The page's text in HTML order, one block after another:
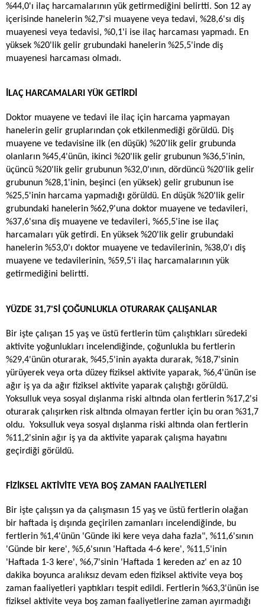
%44,0'ı ilaç harcamalarının yük getirmediğini belirtti. Son 12 ay
içerisinde hanelerin %2,7'si muayene veya tedavi, %28,6'sı diş
muayenesi veya tedavisi, %0,1'i ise ilaç harcaması yapmadı. En
yüksek %20'lik gelir grubundaki hanelerin %25,5'inde diş
muayenesi harcaması olmadı.
İLAÇ HARCAMALARI YÜK GETİRDİ
Doktor muayene ve tedavi ile ilaç için harcama yapmayan
hanelerin gelir gruplarından çok etkilenmediği görüldü. Diş
muayene ve tedavisine ilk (en düşük) %20'lik gelir grubunda
olanların %45,4'ünün, ikinci %20'lik gelir grubunun %36,5'inin,
üçüncü %20'lik gelir grubunun %32,0'ının, dördüncü %20'lik gelir
grubunun %28,1'inin, beşinci (en yüksek) gelir grubunun ise
%25,5'inin harcama yapmadığı görüldü. En düşük %20'lik gelir
grubundaki hanelerin %62,9'una doktor muayene ve tedavileri,
%37,6'sına diş muayene ve tedavileri, %65,5'ine ise ilaç
harcamaları yük getirdi. En yüksek %20'lik gelir grubundaki
hanelerin %53,0'ı doktor muayene ve tedavilerinin, %38,0'ı diş
muayene ve tedavilerinin, %59,5'i ilaç harcamalarının yük
getirmediğini belirtti.
YÜZDE 31,7'Sİ ÇOĞUNLUKLA OTURARAK ÇALIŞANLAR
Bir işte çalışan 15 yaş ve üstü fertlerin tüm çalıştıkları süredeki
aktivite yoğunlukları incelendiğinde, çoğunlukla bu fertlerin
%29,4'ünün oturarak, %45,5'inin ayakta durarak, %18,7'sinin
yürüyerek veya orta düzey fiziksel aktivite yaparak, %6,4'ünün ise
ağır iş ya da ağır fiziksel aktivite yaparak çalıştığı görüldü.
Yoksulluk veya sosyal dışlanma riski altında olan fertlerin %17,2'si
oturarak çalışırken risk altında olmayan fertler için bu oran %31,7
oldu. Yoksulluk veya sosyal dışlanma riski altında olan fertlerin
%11,2'sinin ağır iş ya da aktivite yaparak çalışma hayatını
geçirdiği görüldü.
FİZİKSEL AKTİVİTE VEYA BOŞ ZAMAN FAALİYETLERİ
Bir işte çalışsın ya da çalışmasın 15 yaş ve üstü fertlerin olağan
bir haftada iş dışında geçirilen zamanları incelendiğinde, bu
fertlerin %1,4'ünün 'Günde iki kere veya daha fazla", %11,6'sının
'Günde bir kere', %5,6'sının 'Haftada 4-6 kere', %11,5'inin
'Haftada 1-3 kere', %6,7'sinin 'Haftada 1 kereden az' en az 10
dakika boyunca aralıksız devam eden fiziksel aktivite veya boş
zaman faaliyetleri yaptıkları tespit edildi. Fertlerin %63,3'ünün ise
fiziksel aktivite veya boş zaman faaliyetlerine zaman ayırmadığı